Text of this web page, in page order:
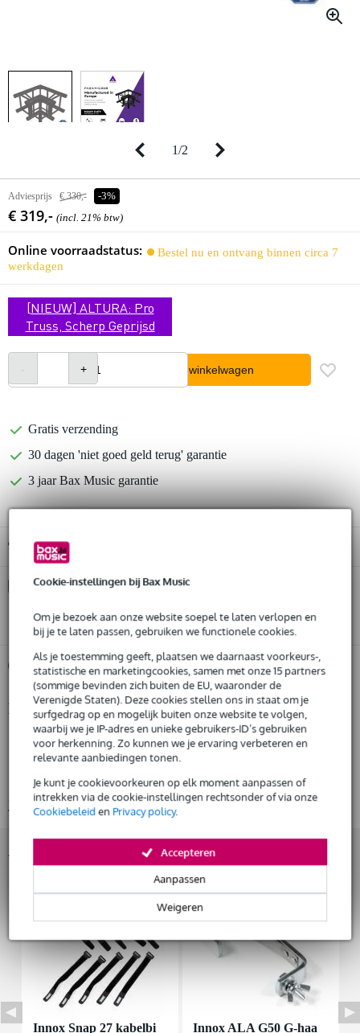
Cookie-instellingen bij Bax Music
Om je bezoek aan onze website soepel te laten verlopen en
bij je te laten passen, gebruiken we functionele cookies.
Als je toestemming geeft, plaatsen we daarnaast voorkeurs-,
statistische en marketingcookies, samen met onze 15 partners
(sommige bevinden zich buiten de EU, waaronder de
Verenigde Staten). Deze cookies stellen ons in staat om je
surfgedrag op en mogelijk buiten onze website te volgen,
waarbij we je IP-adres en unieke gebruikers-ID’s gebruiken
voor herkenning. Zo kunnen we je ervaring verbeteren en
relevante aanbiedingen tonen.
Je kunt je cookievoorkeuren op elk moment aanpassen of
intrekken via de cookie-instellingen rechtsonder of via onze
Cookiebeleiden Privacy policy.
Weigeren
Aanpassen
Accepteren
1/2
Adviesprijs € 330,- -3%
€ 319,- (incl. 21% btw)
Online voorraadstatus:
Bestel nu en ontvang binnen circa 7
werkdagen
[NIEUW] ALTURA: Pro
Truss, Scherp Geprijsd
In winkelwagen
Gratis verzending
30 dagen 'niet goed geld terug' garantie
3 jaar Bax Music garantie
Gratis ophalen in de winkel
Kies nu voor 2 jaar extra Bax Music garantie en meer
€ 15,95 eenmalig
Huur dit product
Huur dit product al vanaf 23 euro per maand
Huur meerdere producten tegelijk: min. € 300,- en max.
€ 2.500,-
Gratisthuisbezorgd of op te halen in de winkel
De mogelijkheid om je product(en) met korting te kopen
Snelle vervanging door Bax Music bij een defect
Huur dit product
Productinformatie
geproduceerd in Europa volgens strenge eisen
gefabriceerd door een fabrikant met meer dan 20 jaar ervaring
productie door gekwalificeerd personeel en geavanceerde lasrobots
Bekijk alle productspecificaties
Innox Snap 27 kabelbi
Innox ALA G50 G-haa